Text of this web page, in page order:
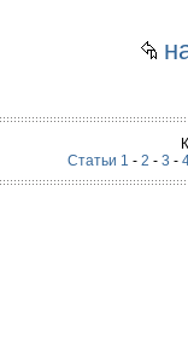
Статьи 1 - 2 - 3 -